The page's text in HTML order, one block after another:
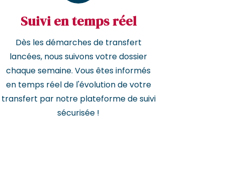
Suivi en temps réel
Dès les démarches de transfert
lancées, nous suivons votre dossier
chaque semaine. Vous êtes informés
en temps réel de l'évolution de votre
transfert par notre plateforme de suivi
sécurisée !